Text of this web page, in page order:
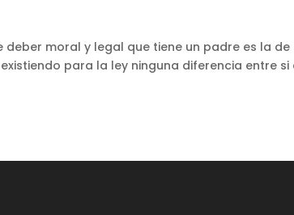
moral y legal que tiene un padre es la de
para la ley ninguna diferencia entre si